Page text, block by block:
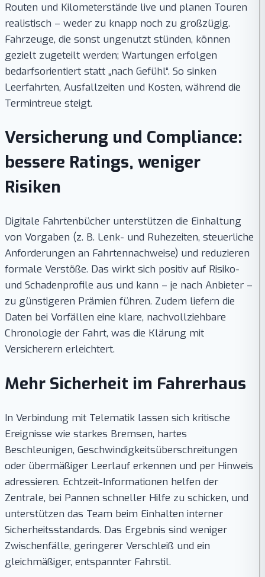
Routen und Kilometerstände live und planen Touren
realistisch – weder zu knapp noch zu großzügig.
Fahrzeuge, die sonst ungenutzt stünden, können
gezielt zugeteilt werden; Wartungen erfolgen
bedarfsorientiert statt „nach Gefühl“. So sinken
Leerfahrten, Ausfallzeiten und Kosten, während die
Termintreue steigt.
Versicherung und Compliance:
bessere Ratings, weniger
Risiken
Digitale Fahrtenbücher unterstützen die Einhaltung
von Vorgaben (z. B. Lenk- und Ruhezeiten, steuerliche
Anforderungen an Fahrtennachweise) und reduzieren
formale Verstöße. Das wirkt sich positiv auf Risiko-
und Schadenprofile aus und kann – je nach Anbieter –
zu günstigeren Prämien führen. Zudem liefern die
Daten bei Vorfällen eine klare, nachvollziehbare
Chronologie der Fahrt, was die Klärung mit
Versicherern erleichtert.
Mehr Sicherheit im Fahrerhaus
In Verbindung mit Telematik lassen sich kritische
Ereignisse wie starkes Bremsen, hartes
Beschleunigen, Geschwindigkeitsüberschreitungen
oder übermäßiger Leerlauf erkennen und per Hinweis
adressieren. Echtzeit-Informationen helfen der
Zentrale, bei Pannen schneller Hilfe zu schicken, und
unterstützen das Team beim Einhalten interner
Sicherheitsstandards. Das Ergebnis sind weniger
Zwischenfälle, geringerer Verschleiß und ein
gleichmäßiger, entspannter Fahrstil.